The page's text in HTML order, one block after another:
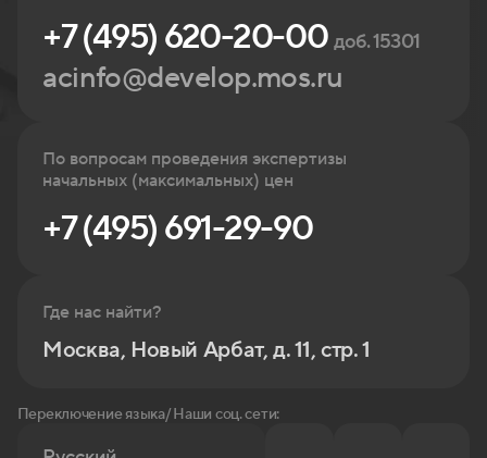
+7 (495) 620-20-00доб. 15301
acinfo@develop.mos.ru
По вопросам проведения экспертизы
начальных (максимальных) цен
+7 (495) 691-29-90
Где нас найти?
Москва, Новый Арбат, д. 11, стр. 1
Переключение языка/ Наши соц. сети: